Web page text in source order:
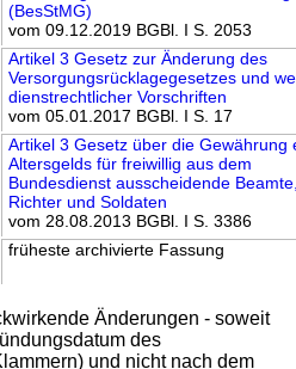
(BesStMG)
vom 09.12.2019 BGBl. I S. 2053
Artikel 3 Gesetz zur Änderung des
Versorgungsrücklagegesetzes und
dienstrechtlicher Vorschriften
vom 05.01.2017 BGBl. I S. 17
Artikel 3 Gesetz über die Gewährung
Altersgelds für freiwillig aus dem
Bundesdienst ausscheidende
Richter und Soldaten
vom 28.08.2013 BGBl. I S. 3386
früheste archivierte Fassung
Änderungen - soweit
des
und nicht nach dem